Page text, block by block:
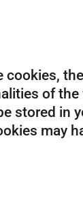
cookies,
of the
stored in
may